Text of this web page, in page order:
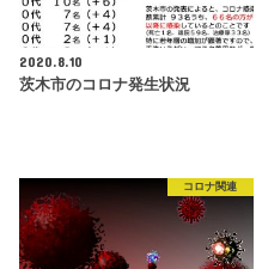
2020.8.10
茨木市のコロナ発生状況
コロナ関連